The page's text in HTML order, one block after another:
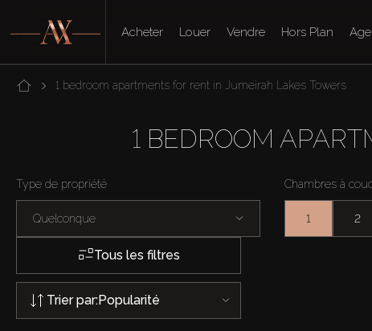
Acheter Louer Vendre Hors Plan
1-chambre appartements à louer à Jumeirah Lakes Towers
1-CHAMBRE
Type de propriété
Apartments
Chambres à
1 2
Tous les filtres
Trier par:Popularité